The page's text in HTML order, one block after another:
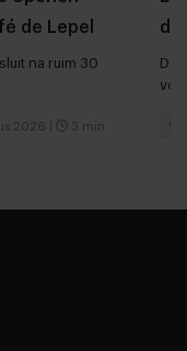
de Lepel
na ruim 30
2026 3 min
De